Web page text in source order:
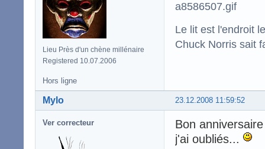
Lieu Près d'un chène millénaire
Registered 10.07.2006
Le lit est l'endroit
Chuck Norris sait
Hors ligne
23.12.2008 11:59:52
Mylo
Ver correcteur
Bon
j'ai oubliés...